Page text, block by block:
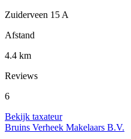
Zuiderveen 15 A
Afstand
4.4 km
Reviews
6
Bekijk taxateur
Bruins Verheek Makelaars B.V.